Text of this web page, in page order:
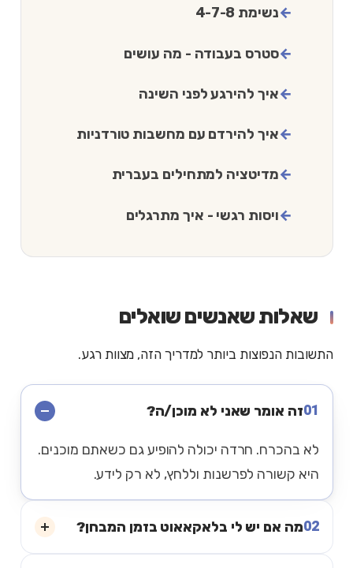
נשימת 4-7-8
סטרס בעבודה - מה עושים
איך להירגע לפני השינה
איך להירדם עם מחשבות טורדניות
מדיטציה למתחילים בעברית
ויסות רגשי - איך מתרגלים
שאלות שאנשים שואלים
התשובות הנפוצות ביותר למדריך הזה, מצוות רגע.
01זה אומר שאני לא מוכן/ה?
לא בהכרח. חרדה יכולה להופיע גם כשאתם מוכנים.
היא קשורה לפרשנות וללחץ, לא רק לידע.
02מה אם יש לי בלאקאאוט בזמן המבחן?